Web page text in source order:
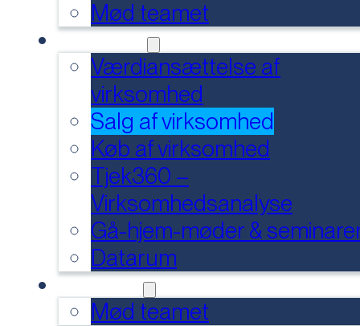
Mød teamet
Værdiansættelse af
virksomhed
Salg af virksomhed
Køb af virksomhed
Tjek360 –
Virksomhedsanalyse
Gå-hjem-møder &
Datarum
Mød teamet